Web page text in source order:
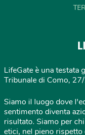
LifeGate è una testata
Tribunale di Como,
Siamo il luogo dove
sentimento diventa
risultato. Siamo per
etici, nel pieno